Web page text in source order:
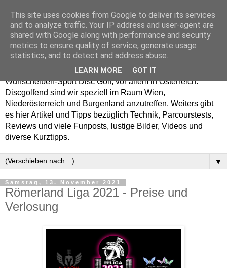
Enjoy Disc Golf and let
your Putterfly
Auf putterfly.at dreht sich alles um den Frisbee- bzw.
Wurfscheiben-Sport Disc Golf, vor allem in Österreich.
Discgolfend sind wir speziell im Raum Wien,
Niederösterreich und Burgenland anzutreffen. Weiters gibt
es hier Artikel und Tipps bezüglich Technik, Parcourstests,
Reviews und viele Funposts, lustige Bilder, Videos und
diverse Kurztipps.
▼
Samstag, 13. November 2021
Römerland Liga 2021 - Preise und
Verlosung
This site uses cookies from Google to deliver its services
and to analyze traffic. Your IP address and user-agent are
shared with Google along with performance and security
metrics to ensure quality of service, generate usage
statistics, and to detect and address abuse.
LEARN MORE GOT IT